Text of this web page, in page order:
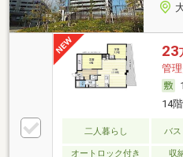
23
管
14
二人暮らし バ
オートロック付き
収